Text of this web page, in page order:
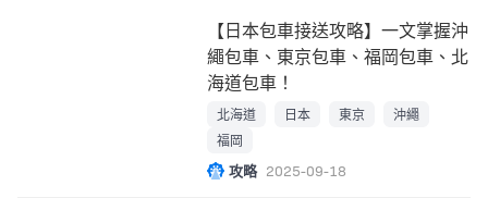
【日本包車接送攻略】一文掌握沖
繩包車、東京包車、福岡包車、北
海道包車！
北海道 日本 東京
沖繩
福岡
攻略 2025-09-18